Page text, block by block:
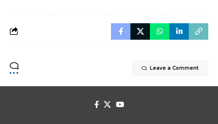
Leave a Comment